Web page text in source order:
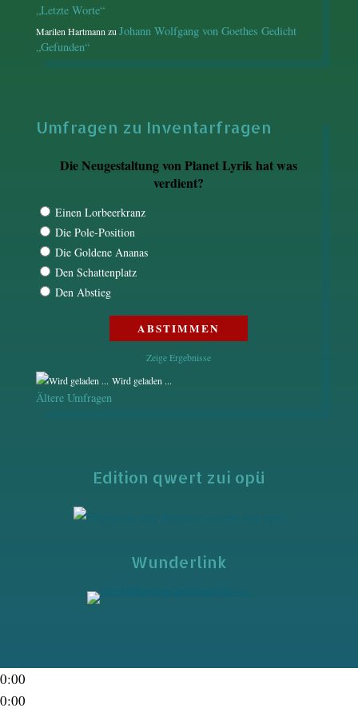
„Letzte Worte“
Marilen HartmannzuJohann Wolfgang von Goethes Gedicht
„Gefunden“
Umfragen zu Inventarfragen
Die Neugestaltung von Planet Lyrik hat was
verdient?
Einen Lorbeerkranz
Die Pole-Position
Die Goldene Ananas
Den Schattenplatz
Den Abstieg
Zeige Ergebnisse
Wird geladen ...
Ältere Umfragen
Edition qwert zui opü
Wunderlink
0:00
0:00